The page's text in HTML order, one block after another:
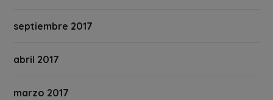
septiembre 2017
abril 2017
marzo 2017